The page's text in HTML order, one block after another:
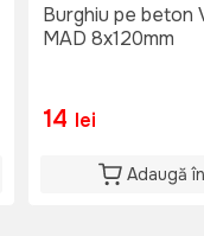
Burghiu pe beton
MAD 8x120mm
14 lei
Adaugă